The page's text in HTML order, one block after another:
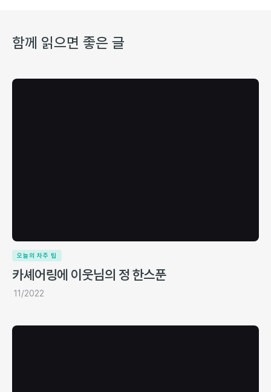
함께 읽으면 좋은 글
오늘의 차주 팁
카셰어링에 이웃님의 정 한스푼
11/2022